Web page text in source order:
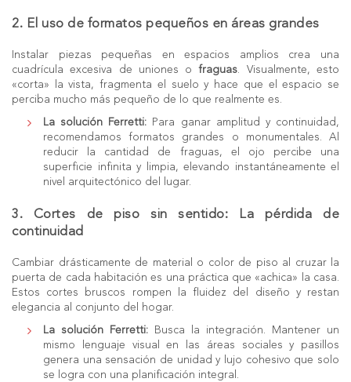
2. El uso de formatos pequeños en áreas grandes
Instalar piezas pequeñas en espacios amplios crea una
cuadrícula excesiva de uniones ofraguas. Visualmente, esto
«corta» la vista, fragmenta el suelo y hace que el espacio se
perciba mucho más pequeño de lo que realmente es.
La solución Ferretti: Para ganar amplitud y continuidad,
recomendamos formatos grandes o monumentales. Al
reducir la cantidad de fraguas, el ojo percibe una
superficie infinita y limpia, elevando instantáneamente el
nivel arquitectónico del lugar.
3. Cortes de piso sin sentido: La pérdida de
continuidad
Cambiar drásticamente de material o color de piso al cruzar la
puerta de cada habitación es una práctica que «achica» la casa.
Estos cortes bruscos rompen la fluidez del diseño y restan
elegancia al conjunto del hogar.
La solución Ferretti: Busca la integración. Mantener un
mismo lenguaje visual en las áreas sociales y pasillos
genera una sensación de unidad y lujo cohesivo que solo
se logra con una planificación integral.